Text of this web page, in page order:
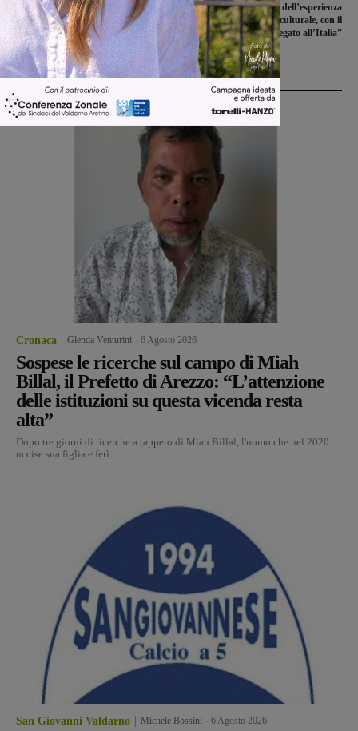
Valdarno. Molte le sorprese
Ginevra: “La ricchezza dell’esperienza
in una città multiculturale, con il
cuore legato all’Italia”
Ultime Notizie
Cronaca Glenda Venturini 6 Agosto 2026
Sospese le ricerche sul campo di Miah
Billal, il Prefetto di Arezzo: “L’attenzione
delle istituzioni su questa vicenda resta
alta”
Dopo tre giorni di ricerche a tappeto di Miah Billal, l'uomo che nel 2020
uccise sua figlia e ferì...
San Giovanni Valdarno Michele Bossini 6 Agosto 2026